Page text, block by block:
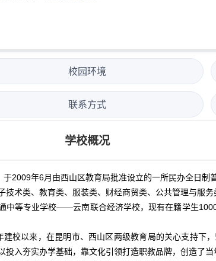
校园环境
联系方式
学校概况
2009年6月由西山区教育局批准设立的一所民办全日
术类、教育类、服装类、财经商贸类、公共管理与服务
等专业学校——云南联合经济学校，现有在籍学生
以来，在昆明市、西山区两级教育局的关心支持下
入夯实办学基础，靠文化引领打造职教品牌，创造了当